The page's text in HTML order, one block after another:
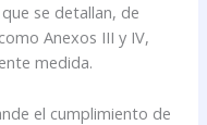
se detallan, de
Anexos III y IV,
medida.
el cumplimiento de